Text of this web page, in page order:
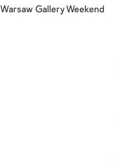
Warsaw Gallery Weekend